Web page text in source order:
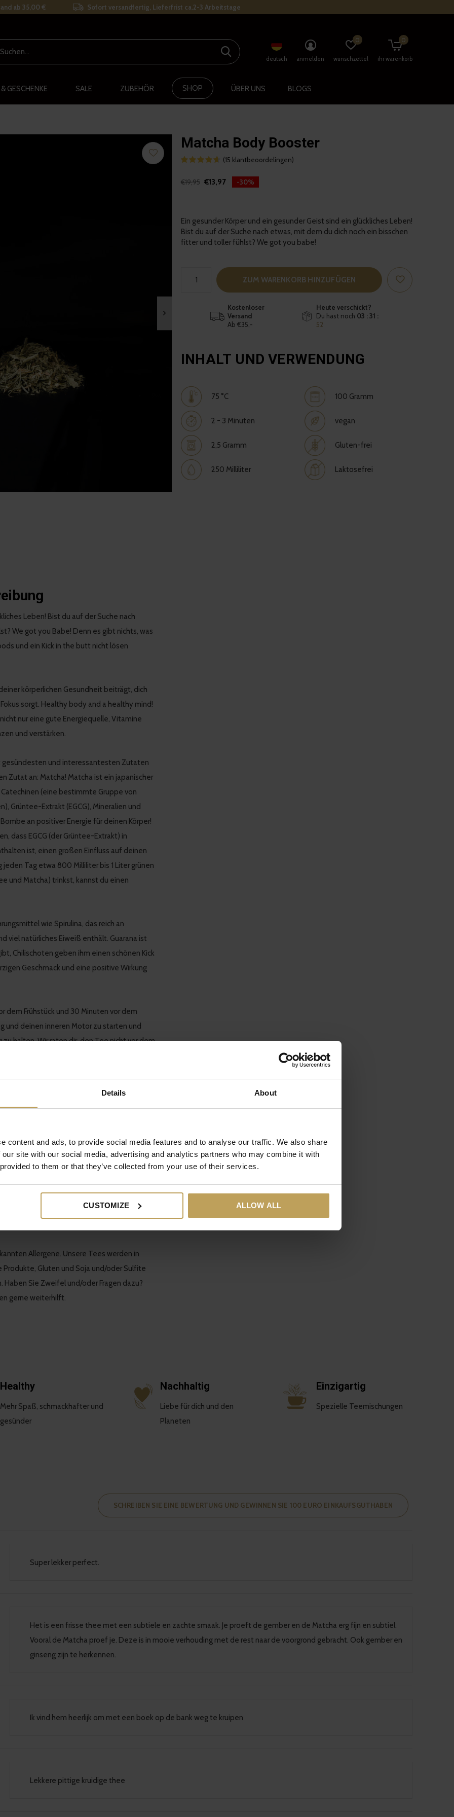
Details About
content and ads, to provide social media features and to analyse our traffic. We also share
site with our social media, advertising and analytics partners who may combine it with
to them or that they’ve collected from your use of their services.
CUSTOMIZE ALLOW ALL
GESCHENKE SALE ZUBEHÖR SHOP ÜBER UNS BLOGS
deutsch anmelden wunschzettel
0
ihr warenkorb
0
ab 35,00 € Sofort versandfertig, Lieferfrist ca.2-3 Arbeitstage
Matcha Body Booster
(15 klantbeoordelingen)
€19,95 €13,97 -30%
Ein gesunder Körper und ein gesunder Geist sind ein glückliches Leben!
Bist du auf der Suche nach etwas, mit dem du dich noch ein bisschen
fitter und toller fühlst? We got you babe!
ZUM WARENKORB HINZUFÜGEN
Kostenloser
Versand
Ab €35,-
Heute verschickt?
Du hast noch03 : 31 :
51
INHALT UND VERWENDUNG
75 °C
2 - 3 Minuten
2,5 Gramm
250 Milliliter
100 Gramm
vegan
Gluten-frei
Laktosefrei
Leben! Bist du auf der Suche nach
We got you Babe! Denn es gibt nichts, was
und ein Kick in the butt nicht lösen
körperlichen Gesundheit beiträgt, dich
sorgt. Healthy body and a healthy mind!
nur eine gute Energiequelle, Vitamine
und verstärken.
gesündesten und interessantesten Zutaten
Zutat an: Matcha! Matcha ist ein japanischer
(eine bestimmte Gruppe von
Grüntee-Extrakt (EGCG), Mineralien und
an positiver Energie für deinen Körper!
dass EGCG (der Grüntee-Extrakt) in
ist, einen großen Einfluss auf deinen
Tag etwa 800 Milliliter bis 1 Liter grünen
und Matcha) trinkst, kannst du einen
wie Spirulina, das reich an
viel natürliches Eiweiß enthält. Guarana ist
Chilischoten geben ihm einen schönen Kick
Geschmack und eine positive Wirkung
dem Frühstück und 30 Minuten vor dem
und deinen inneren Motor zu starten und
halten. Wir raten dir, den Tee nicht vor dem
Koffein reagierst! Ruhe ist extrem wichtig
deinen Tag weder geistig noch körperlich
bekannten milden Geschmack des
ihm erfrischende Zitrusnoten. Im
Pai Mu Tan, Kardamom, Spirulina, Guarana,
Allergene. Unsere Tees werden in
Produkte, Gluten und Soja und/oder Sulfite
Sie Zweifel und/oder Fragen dazu?
gerne weiterhilft.
Healthy
Mehr Spaß, schmackhafter und
gesünder
Nachhaltig
Liebe für dich und den
Planeten
Einzigartig
Spezielle Teemischungen
SCHREIBEN SIE EINE BEWERTUNG UND GEWINNEN SIE 100 EURO EINKAUFSGUTHABEN
Super lekker perfect.
Het is een frisse thee met een subtiele en zachte smaak. Je proeft de gember en de Matcha erg fijn en subtiel.
Vooral de Matcha proef je. Deze is in mooie verhouding met de rest naar de voorgrond gebracht. Ook gember en
ginseng zijn te herkennen.
Ik vind hem heerlijk om met een boek op de bank weg te kruipen
Lekkere pittige kruidige thee